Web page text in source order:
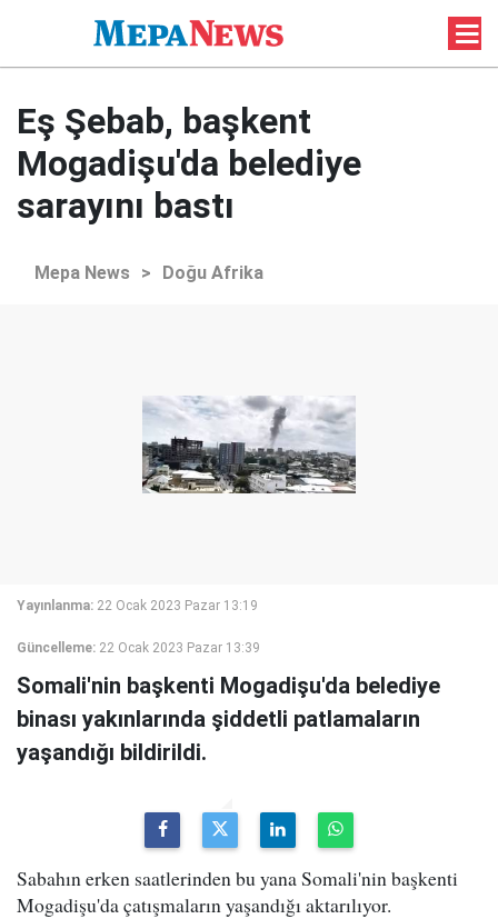
Eş Şebab, başkent
Mogadişu'da belediye
sarayını bastı
Mepa News > Doğu Afrika
Yayınlanma: 22 Ocak 2023 Pazar 13:19
Güncelleme: 22 Ocak 2023 Pazar 13:39
Somali'nin başkenti Mogadişu'da belediye
binası yakınlarında şiddetli patlamaların
yaşandığı bildirildi.
Sabahın erken saatlerinden bu yana Somali'nin başkenti
Mogadişu'da çatışmaların yaşandığı aktarılıyor.